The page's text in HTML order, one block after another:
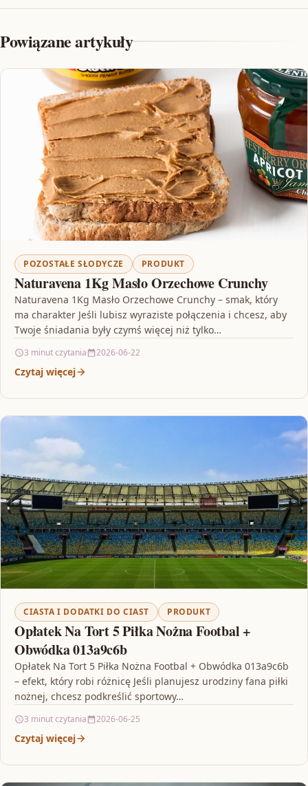
Powiązane artykuły
POZOSTAŁE SŁODYCZE PRODUKT
Naturavena 1Kg Masło Orzechowe Crunchy
Naturavena 1Kg Masło Orzechowe Crunchy – smak, który
ma charakter Jeśli lubisz wyraziste połączenia i chcesz, aby
Twoje śniadania były czymś więcej niż tylko…
3 minut czytania 2026-06-22
Czytaj więcej
CIASTA I DODATKI DO CIAST PRODUKT
Opłatek Na Tort 5 Piłka Nożna Footbal +
Obwódka 013a9c6b
Opłatek Na Tort 5 Piłka Nożna Footbal + Obwódka 013a9c6b
– efekt, który robi różnicę Jeśli planujesz urodziny fana piłki
nożnej, chcesz podkreślić sportowy…
3 minut czytania 2026-06-25
Czytaj więcej